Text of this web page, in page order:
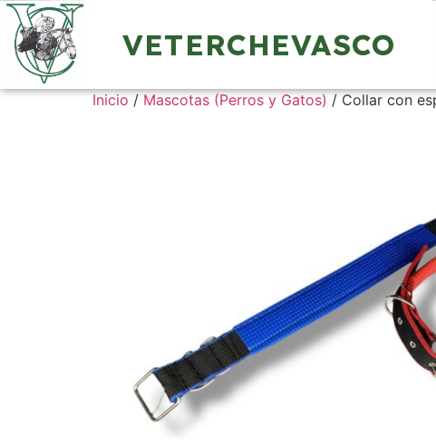
VETERCHEVASCO
Inicio/Mascotas (Perros y Gatos)/ Collar con